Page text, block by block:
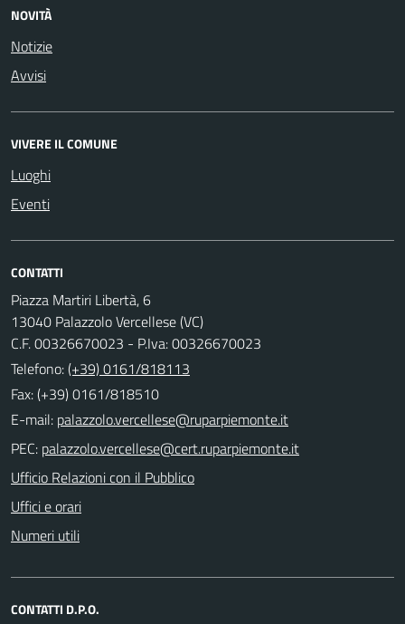
NOVITÀ
Notizie
Avvisi
VIVERE IL COMUNE
Luoghi
Eventi
CONTATTI
Piazza Martiri Libertà, 6
13040 Palazzolo Vercellese (VC)
C.F. 00326670023 - P.Iva: 00326670023
Telefono:(+39) 0161/818113
Fax: (+39) 0161/818510
E-mail:
PEC:
Ufficio Relazioni con il Pubblico
Uffici e orari
Numeri utili
CONTATTI D.P.O.